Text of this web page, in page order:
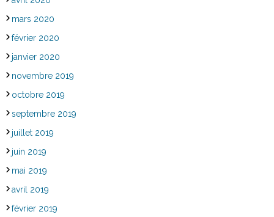
mars 2020
février 2020
janvier 2020
novembre 2019
octobre 2019
septembre 2019
juillet 2019
juin 2019
mai 2019
avril 2019
février 2019